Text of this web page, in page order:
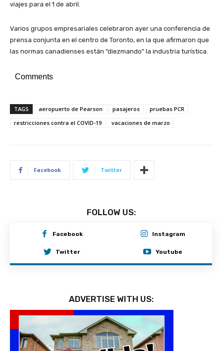
viajes para el 1 de abril.
Varios grupos empresariales celebraron ayer una conferencia de
prensa conjunta en el centro de Toronto, en la que afirmaron que
las normas canadienses están “diezmando” la industria turística.
Comments
TAGS aeropuerto de Pearson pasajeros
pruebas PCR
restricciones contra el COVID-19
vacaciones de marzo
Facebook Twitter
FOLLOW US:
Facebook Instagram
Twitter Youtube
ADVERTISE WITH US: